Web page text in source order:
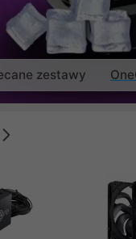
zestawy